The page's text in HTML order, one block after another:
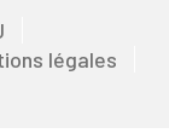
légales